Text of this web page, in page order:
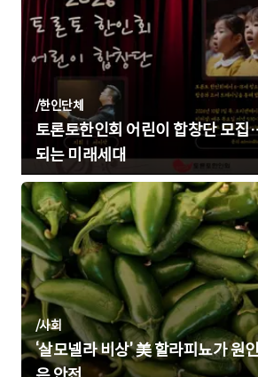
/한인단체
토론토한인회 어린이 합창단 모
되는 미래세대
/사회
‘살모넬라 비상’ 美 할라피뇨가 원